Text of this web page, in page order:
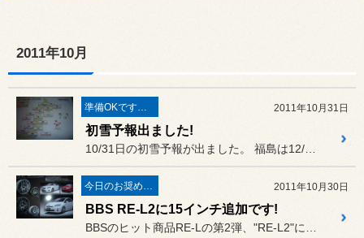
2011年10月
準備OKですか？ 2011年10月31日
初雪予報出ました!
今日のお奨め商品! 2011年10月30日
BBS RE-L2に15インチ追加です!